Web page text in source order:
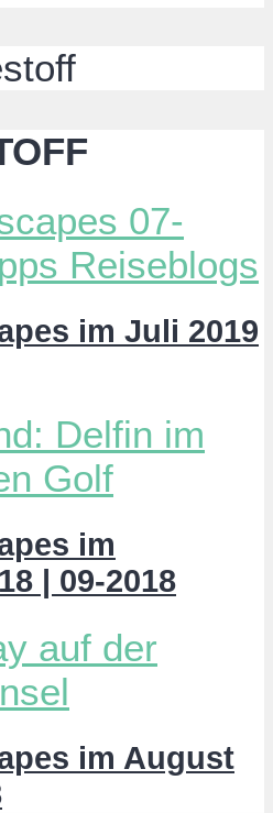
im Juli 2019
im
| 09-2018
im August